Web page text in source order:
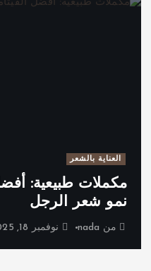
العناية بالشعر
مكملات طبيعية:
نمو شعر الرجل
من nada نوفمبر 18, 2025